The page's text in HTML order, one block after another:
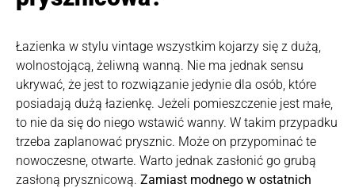
Łazienka w stylu vintage wszystkim kojarzy się z dużą,
wolnostojącą, żeliwną wanną. Nie ma jednak sensu
ukrywać, że jest to rozwiązanie jedynie dla osób, które
posiadają dużą łazienkę. Jeżeli pomieszczenie jest małe,
to nie da się do niego wstawić wanny. W takim przypadku
trzeba zaplanować prysznic. Może on przypominać te
nowoczesne, otwarte. Warto jednak zasłonić go grubą
zasłoną prysznicową. Zamiast modnego w ostatnich